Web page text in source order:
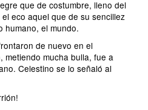
que de costumbre, lleno del
eco aquel que de su sencillez
humano, el mundo.
de nuevo en el
metiendo mucha bulla, fue a
Celestino se lo señaló al